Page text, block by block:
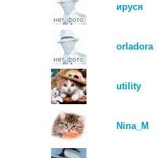
ируся
orladora
utility
Nina_M